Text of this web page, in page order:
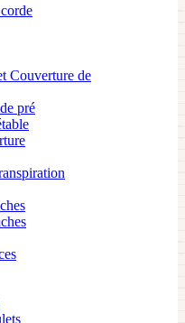
Couverture de
pré